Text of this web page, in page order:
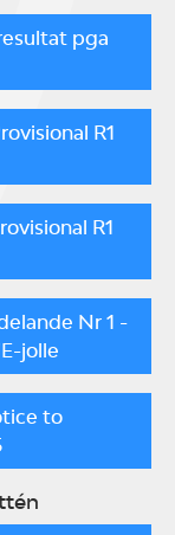
pga
R1
R1
Nr 1 -
jolle
to